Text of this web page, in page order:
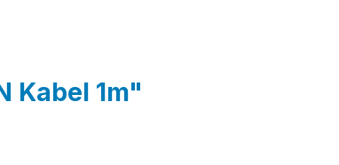
Kabel 1m"